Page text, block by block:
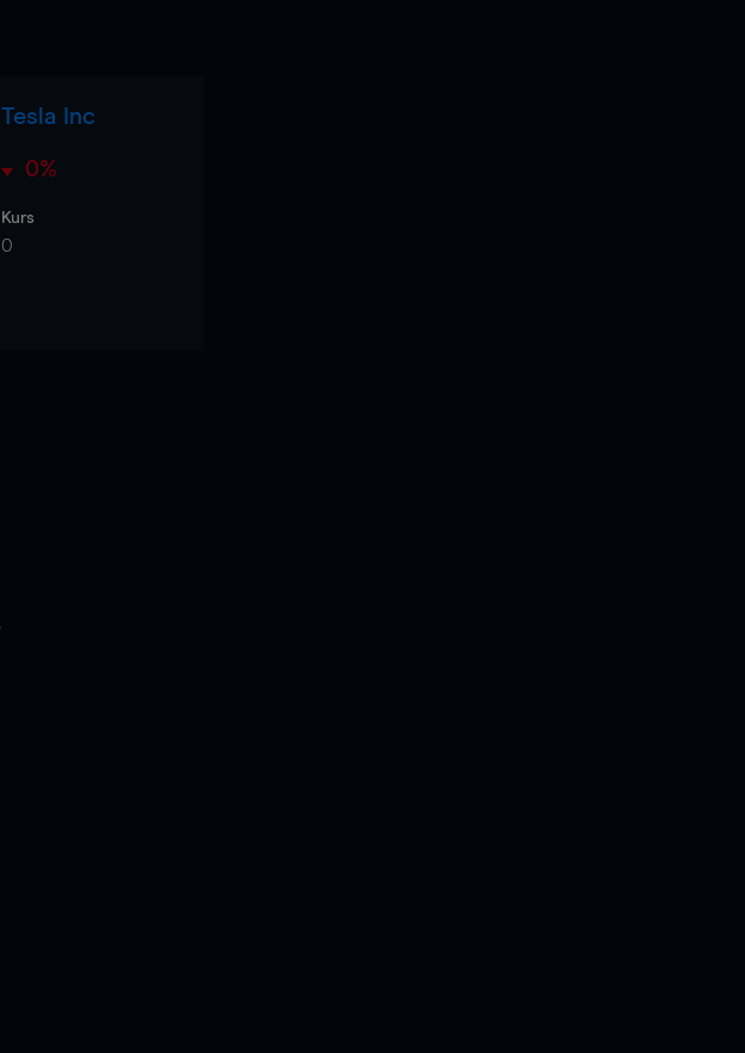
Tesla Inc
0%
Kurs
0